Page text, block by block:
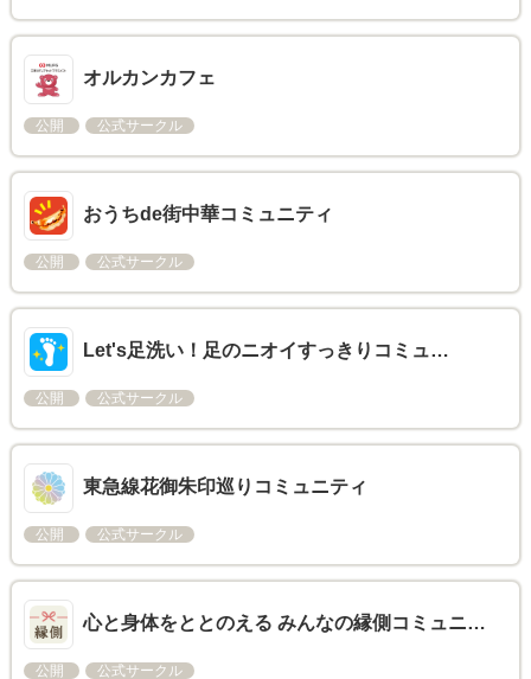
オルカンカフェ
公開 公式サークル
おうちde街中華コミュニティ
公開 公式サークル
Let's足洗い！足のニオイすっきりコミュ…
公開 公式サークル
東急線花御朱印巡りコミュニティ
公開 公式サークル
心と身体をととのえる みんなの縁側コミュニ…
公開 公式サークル